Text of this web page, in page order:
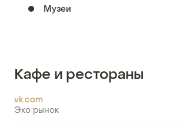
Музеи
Кафе и рестораны
vk.com
Эко рынок